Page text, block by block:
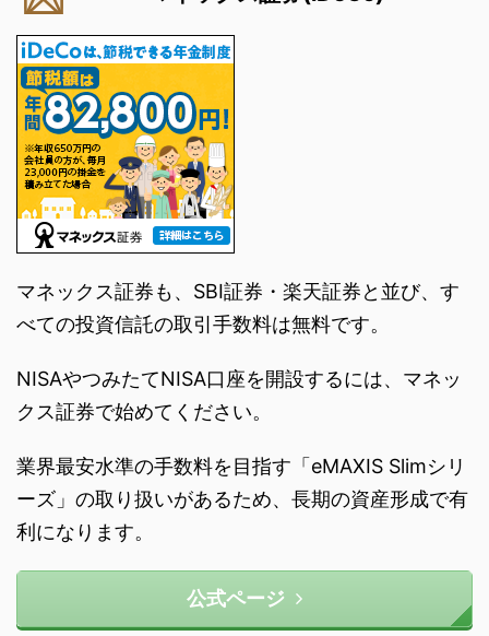
マネックス証券も、SBI証券・楽天証券と並び、す
べての投資信託の取引手数料は無料です。
NISAやつみたてNISA口座を開設するには、マネッ
クス証券で始めてください。
業界最安水準の手数料を目指す「eMAXIS Slimシリ
ーズ」の取り扱いがあるため、長期の資産形成で有
利になります。
公式ページ